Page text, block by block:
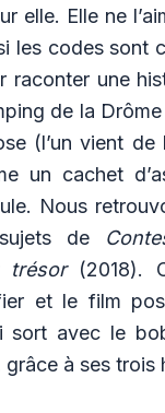
elle. Elle ne
les codes sont
une
de la
(l’un vient
un cachet
Nous
de
trésor(2018).
et le film
sort avec le
à ses trois